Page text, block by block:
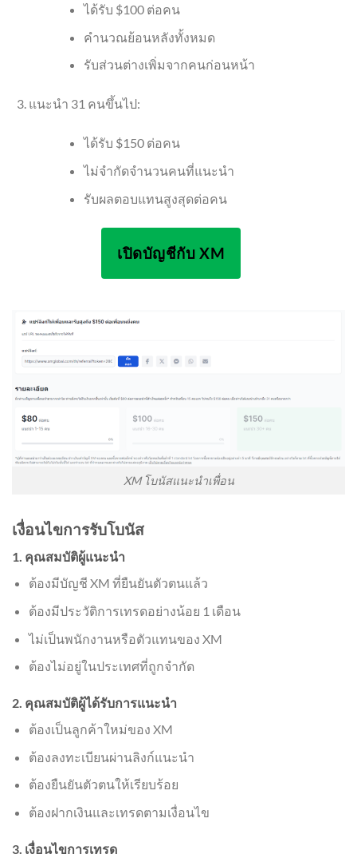
ได้รับ $100 ต่อคน
คำนวณย้อนหลังทั้งหมด
รับส่วนต่างเพิ่มจากคนก่อนหน้า
แนะนำ 31 คนขึ้นไป:
ได้รับ $150 ต่อคน
ไม่จำกัดจำนวนคนที่แนะนำ
รับผลตอบแทนสูงสุดต่อคน
เปิดบัญชีกับ XM
XM โบนัสแนะนำเพื่อน
เงื่อนไขการรับโบนัส
1. คุณสมบัติผู้แนะนำ
ต้องมีบัญชี XM ที่ยืนยันตัวตนแล้ว
ต้องมีประวัติการเทรดอย่างน้อย 1 เดือน
ไม่เป็นพนักงานหรือตัวแทนของ XM
ต้องไม่อยู่ในประเทศที่ถูกจำกัด
2. คุณสมบัติผู้ได้รับการแนะนำ
ต้องเป็นลูกค้าใหม่ของ XM
ต้องลงทะเบียนผ่านลิงก์แนะนำ
ต้องยืนยันตัวตนให้เรียบร้อย
ต้องฝากเงินและเทรดตามเงื่อนไข
3. เงื่อนไขการเทรด